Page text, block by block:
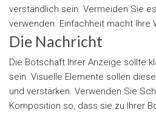
verständlich sein. Vermeiden Sie
verwenden. Einfachheit macht Ihre
Die Nachricht
Die Botschaft Ihrer Anzeige sollte
sein. Visuelle Elemente sollen
und verstärken. Verwenden Sie
Komposition so, dass sie zu Ihrer